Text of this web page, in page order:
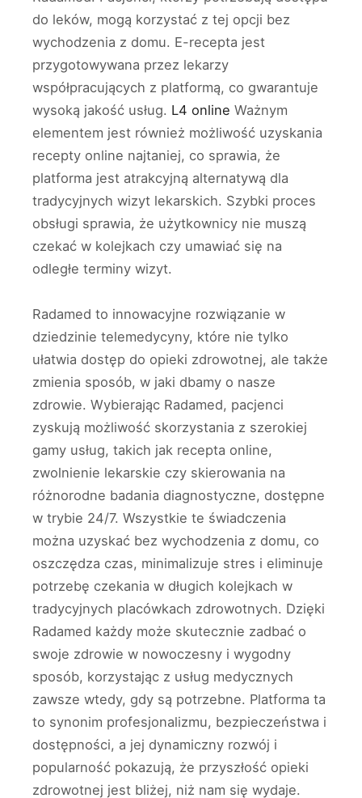
do leków, mogą korzystać z tej opcji bez
wychodzenia z domu. E-recepta jest
przygotowywana przez lekarzy
współpracujących z platformą, co gwarantuje
wysoką jakość usług. L4 online Ważnym
elementem jest również możliwość uzyskania
recepty online najtaniej, co sprawia, że
platforma jest atrakcyjną alternatywą dla
tradycyjnych wizyt lekarskich. Szybki proces
obsługi sprawia, że użytkownicy nie muszą
czekać w kolejkach czy umawiać się na
odległe terminy wizyt.
Radamed to innowacyjne rozwiązanie w
dziedzinie telemedycyny, które nie tylko
ułatwia dostęp do opieki zdrowotnej, ale także
zmienia sposób, w jaki dbamy o nasze
zdrowie. Wybierając Radamed, pacjenci
zyskują możliwość skorzystania z szerokiej
gamy usług, takich jak recepta online,
zwolnienie lekarskie czy skierowania na
różnorodne badania diagnostyczne, dostępne
w trybie 24/7. Wszystkie te świadczenia
można uzyskać bez wychodzenia z domu, co
oszczędza czas, minimalizuje stres i eliminuje
potrzebę czekania w długich kolejkach w
tradycyjnych placówkach zdrowotnych. Dzięki
Radamed każdy może skutecznie zadbać o
swoje zdrowie w nowoczesny i wygodny
sposób, korzystając z usług medycznych
zawsze wtedy, gdy są potrzebne. Platforma ta
to synonim profesjonalizmu, bezpieczeństwa i
dostępności, a jej dynamiczny rozwój i
popularność pokazują, że przyszłość opieki
zdrowotnej jest bliżej, niż nam się wydaje.